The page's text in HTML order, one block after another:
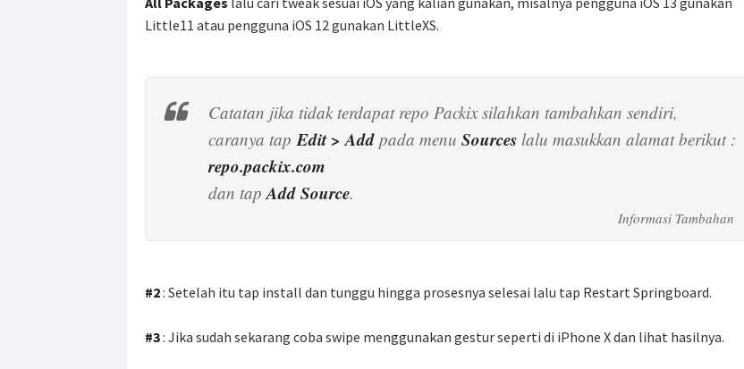
Little11 atau pengguna iOS 12 gunakan LittleXS.
Catatan jika tidak terdapat repo Packix silahkan tambahkan sendiri,
caranya tapEdit > Add pada menu Sources lalu masukkan alamat berikut :
repo.packix.com
dan tapAdd Source.
#2: Setelah itu tap install dan tunggu hingga prosesnya selesai lalu tap Restart Springboard.
#3: Jika sudah sekarang coba swipe menggunakan gestur seperti di iPhone X dan lihat hasilnya.